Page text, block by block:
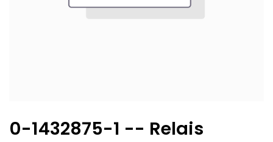
0-1432875-1 -- Relais